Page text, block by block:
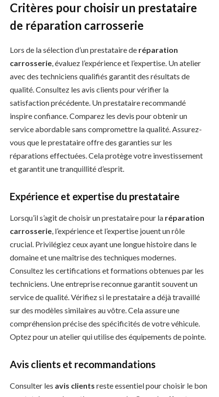
Critères pour choisir un prestataire
de réparation carrosserie
Lors de la sélection d’un prestataire de réparation
carrosserie, évaluez l’expérience et l’expertise. Un atelier
avec des techniciens qualifiés garantit des résultats de
qualité. Consultez les avis clients pour vérifier la
satisfaction précédente. Un prestataire recommandé
inspire confiance. Comparez les devis pour obtenir un
service abordable sans compromettre la qualité. Assurez-
vous que le prestataire offre des garanties sur les
réparations effectuées. Cela protège votre investissement
et garantit une tranquillité d’esprit.
Expérience et expertise du prestataire
Lorsqu’il s’agit de choisir un prestataire pour la réparation
carrosserie, l’expérience et l’expertise jouent un rôle
crucial. Privilégiez ceux ayant une longue histoire dans le
domaine et une maîtrise des techniques modernes.
Consultez les certifications et formations obtenues par les
techniciens. Une entreprise reconnue garantit souvent un
service de qualité. Vérifiez si le prestataire a déjà travaillé
sur des modèles similaires au vôtre. Cela assure une
compréhension précise des spécificités de votre véhicule.
Optez pour un atelier qui utilise des équipements de pointe.
Avis clients et recommandations
Consulter les avis clients reste essentiel pour choisir le bon